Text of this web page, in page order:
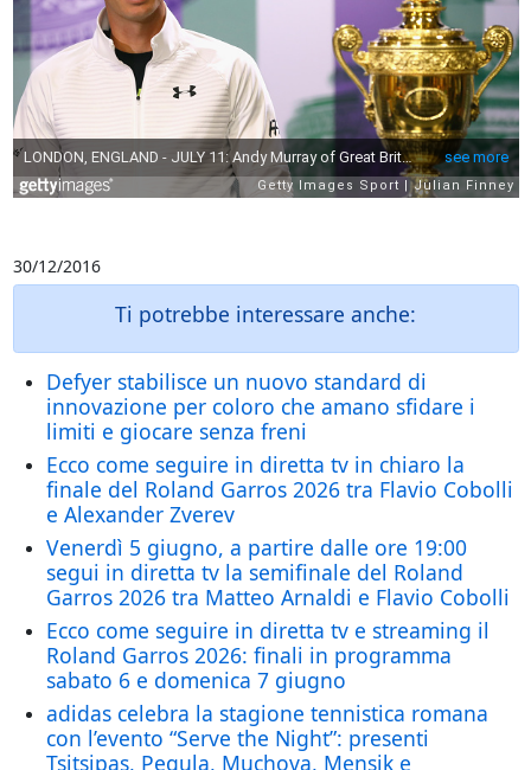
30/12/2016
Ti potrebbe interessare anche:
Defyer stabilisce un nuovo standard di
innovazione per coloro che amano sfidare i
limiti e giocare senza freni
Ecco come seguire in diretta tv in chiaro la
finale del Roland Garros 2026 tra Flavio Cobolli
e Alexander Zverev
Venerdì 5 giugno, a partire dalle ore 19:00
segui in diretta tv la semifinale del Roland
Garros 2026 tra Matteo Arnaldi e Flavio Cobolli
Ecco come seguire in diretta tv e streaming il
Roland Garros 2026: finali in programma
sabato 6 e domenica 7 giugno
adidas celebra la stagione tennistica romana
con l’evento “Serve the Night”: presenti
Tsitsipas, Pegula, Muchova, Mensik e